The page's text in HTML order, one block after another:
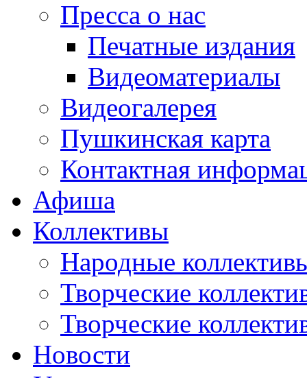
Пресса о нас
Печатные издания
Видеоматериалы
Видеогалерея
Пушкинская карта
Контактная
Афиша
Коллективы
Народные
Творческие
Творческие
Новости